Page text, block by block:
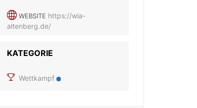
WEBSITE https://wia-
altenberg.de/
KATEGORIE
Wettkampf